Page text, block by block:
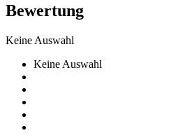
Bewertung
Keine Auswahl
Keine Auswahl